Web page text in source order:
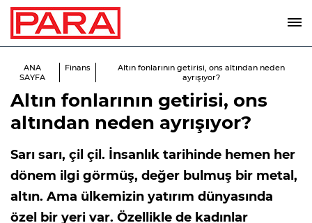
ANA
SAYFA
Finans
Altın fonlarının getirisi, ons altından neden
ayrışıyor?
Altın fonlarının getirisi, ons
altından neden ayrışıyor?
Sarı sarı, çil çil. İnsanlık tarihinde hemen her
dönem ilgi görmüş, değer bulmuş bir metal,
altın. Ama ülkemizin yatırım dünyasında
özel bir yeri var. Özellikle de kadınlar